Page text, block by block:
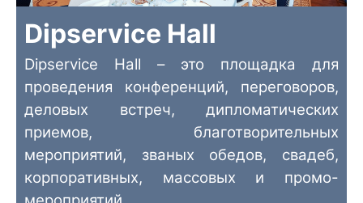
Dipservice Hall
Dipservice Hall – это площадка для
проведения конференций, переговоров,
деловых встреч, дипломатических
приемов, благотворительных
мероприятий, званых обедов, свадеб,
корпоративных, массовых и промо-